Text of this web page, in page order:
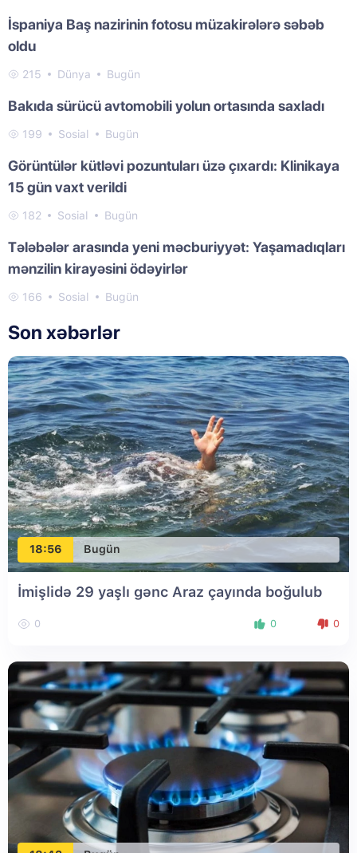
İspaniya Baş nazirinin fotosu müzakirələrə səbəb
oldu
215 Dünya Bugün
Bakıda sürücü avtomobili yolun ortasında saxladı
199 Sosial Bugün
Görüntülər kütləvi pozuntuları üzə çıxardı: Klinikaya
15 gün vaxt verildi
182 Sosial Bugün
Tələbələr arasında yeni məcburiyyət: Yaşamadıqları
mənzilin kirayəsini ödəyirlər
166 Sosial Bugün
Son xəbərlər
18:56 Bugün
İmişlidə 29 yaşlı gənc Araz çayında boğulub
0 0 0